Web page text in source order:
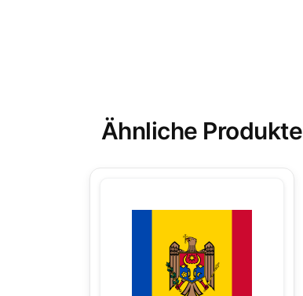
Ähnliche Produkte